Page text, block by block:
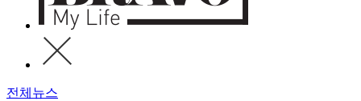
전체뉴스